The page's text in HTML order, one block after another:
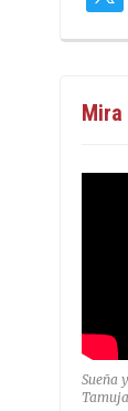
Mira
Sueña
Tamuja